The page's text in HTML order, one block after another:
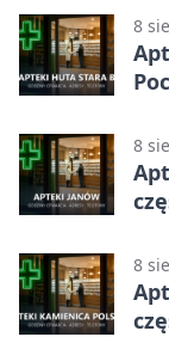
8
8
8